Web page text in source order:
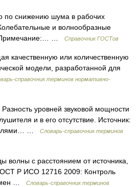
снижению шума в рабочих
и волнообразные
Примечание:… …
Справочник ГОСТов
качественную или количественную
модели, разработанной для
справочник терминов нормативно-
уровней звуковой мощности
и в его отсутствие. Источник:
…
Словарь-справочник терминов
с расстоянием от источника,
Р ИСО 12716 2009: Контроль
…
Словарь-справочник терминов